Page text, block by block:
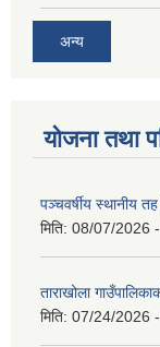
अन्य
योजना तथा
पञ्चवर्षीय स्थानीय
मिति: 08/07/2026
ताराखोला
मिति: 07/24/2026